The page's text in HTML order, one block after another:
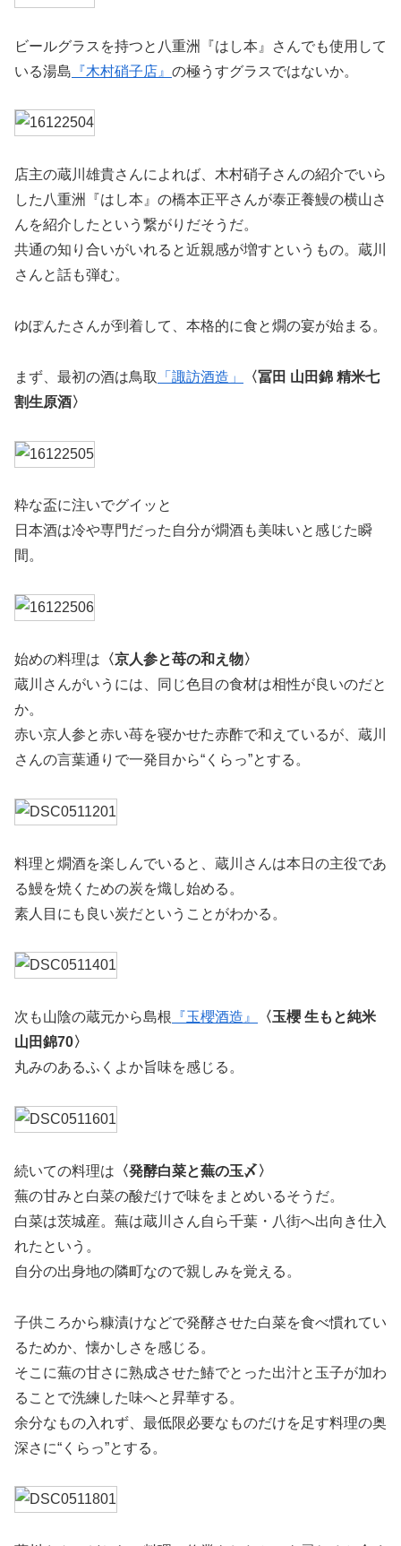
ビールグラスを持つと八重洲『はし本』さんでも使用して
いる湯島 『木村硝子店』 の極うすグラスではないか。
店主の蔵川雄貴さんによれば、木村硝子さんの紹介でいら
した八重洲『はし本』の橋本正平さんが泰正養鰻の横山さ
んを紹介したという繋がりだそうだ。
共通の知り合いがいれると近親感が増すというもの。蔵川
さんと話も弾む。
ゆぽんたさんが到着して、本格的に食と燗の宴が始まる。
まず、最初の酒は鳥取 「諏訪酒造」
〈冨田 山田錦 精米七
割生原酒〉
粋な盃に注いでグイッと
日本酒は冷や専門だった自分が燗酒も美味いと感じた瞬
間。
始めの料理は 〈京人参と苺の和え物〉
蔵川さんがいうには、同じ色目の食材は相性が良いのだと
か。
赤い京人参と赤い苺を寝かせた赤酢で和えているが、蔵川
さんの言葉通りで一発目から“くらっ”とする。
料理と燗酒を楽しんでいると、蔵川さんは本日の主役であ
る鰻を焼くための炭を熾し始める。
素人目にも良い炭だということがわかる。
次も山陰の蔵元から島根 『玉櫻酒造』
〈玉櫻 生もと純米
山田錦70〉
丸みのあるふくよか旨味を感じる。
続いての料理は 〈発酵白菜と蕪の玉〆〉
蕪の甘みと白菜の酸だけで味をまとめいるそうだ。
白菜は茨城産。蕪は蔵川さん自ら千葉・八街へ出向き仕入
れたという。
自分の出身地の隣町なので親しみを覚える。
子供ころから糠漬けなどで発酵させた白菜を食べ慣れてい
るためか、懐かしさを感じる。
そこに蕪の甘さに熟成させた鰆でとった出汁と玉子が加わ
ることで洗練した味へと昇華する。
余分なもの入れず、最低限必要なものだけを足す料理の奥
深さに“くらっ”とする。